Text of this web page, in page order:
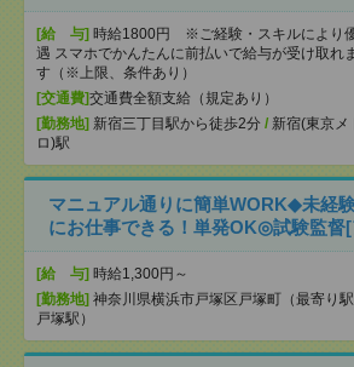
[給 与] 時給1800円 ※ご経験・スキルにより
遇 スマホでかんたんに前払いで給与が受け取れま
す（※上限、条件あり）
[交通費]交通費全額支給（規定あり）
[勤務地] 新宿三丁目駅から徒歩2分 / 新宿(東京メ
ロ)駅
マニュアル通りに簡単WORK◆未経
にお仕事できる！単発OK◎試験監督
[給 与] 時給1,300円～
[勤務地] 神奈川県横浜市戸塚区戸塚町（最寄り駅
戸塚駅）